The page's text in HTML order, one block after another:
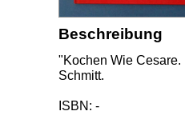
Beschreibung
"Kochen Wie
Schmitt.
ISBN: -